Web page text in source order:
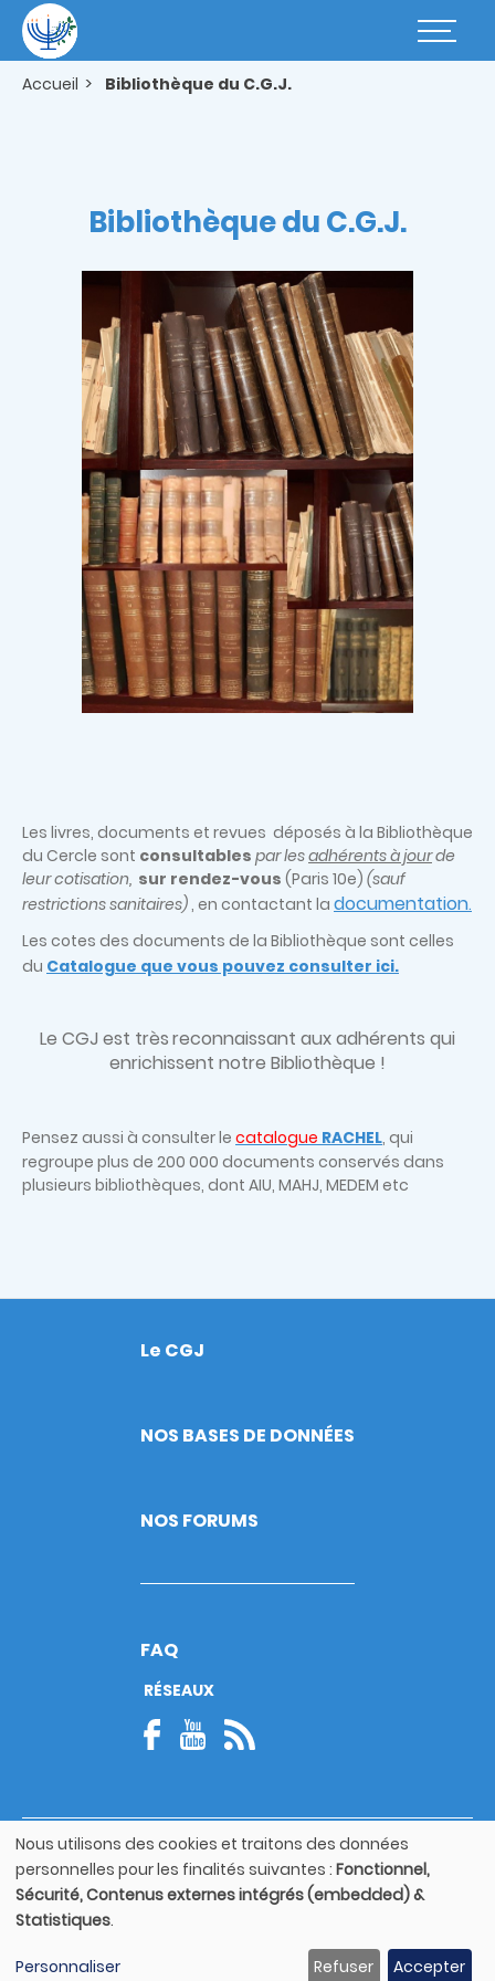
contenu
principal
Basculer
Accueil Bibliothèque du C.G.J.
Bibliothèque du C.G.J.
Les livres, documents et revues déposés à la Bibliothèque
du Cercle sont consultables par lesadhérents à jourde
leur cotisation, sur rendez-vous (Paris 10e) (sauf
restrictions sanitaires), en contactant la documentation.
Les cotes des documents de la Bibliothèque sont celles
du Catalogue que vous pouvez consulter ici.
Le CGJ est trèsreconnaissant aux adhérents qui
enrichissent notre Bibliothèque !
Pensez aussi à consulter le catalogue RACHEL, qui
regroupe plus de 200 000 documents conservés dans
plusieurs bibliothèques, dont AIU, MAHJ, MEDEM etc
Footer
Le CGJ
NOS BASES DE DONNÉES
NOS FORUMS
FAQ
RÉSEAUX
© Copyright 2026
Footer
bottom
Mentions légales
Utilisation
des
données
personnelles
et
Nous utilisons des cookies et traitons des données
personnelles pour les finalités suivantes : Fonctionnel,
Sécurité, Contenus externes intégrés (embedded) &
Statistiques.
Personnaliser Refuser Accepter